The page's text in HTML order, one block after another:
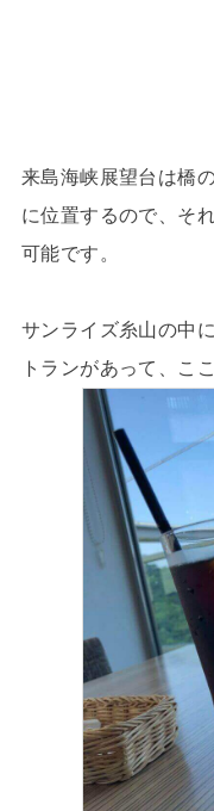
来島海峡展望台は橋
に位置するので、そ
可能です。
サンライズ糸山の中
トランがあって、こ